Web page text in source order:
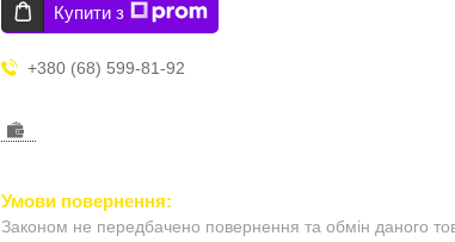
Купити з
+380 (68) 599-81-92
Законом не передбачено повернення та обмін даного